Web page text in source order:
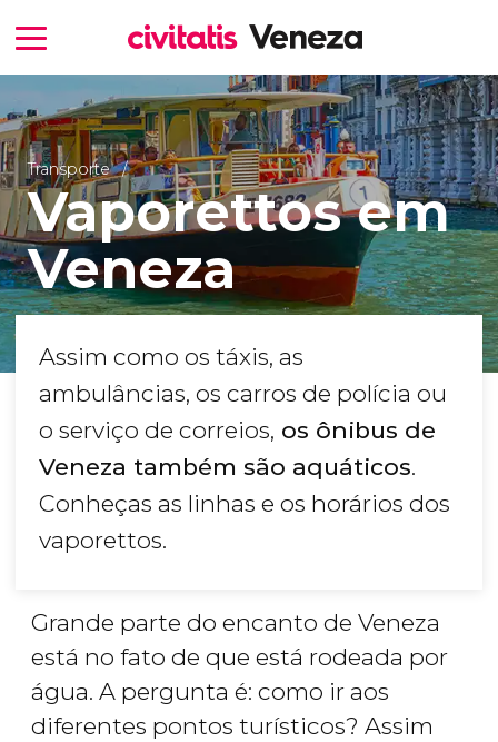
Transporte
Vaporettos em
Veneza
Assim como os táxis, as
ambulâncias, os carros de polícia ou
o serviço de correios, os ônibus de
Veneza também são aquáticos.
Conheças as linhas e os horários dos
vaporettos.
Grande parte do encanto de Veneza
está no fato de que está rodeada por
água. A pergunta é: como ir aos
diferentes pontos turísticos? Assim